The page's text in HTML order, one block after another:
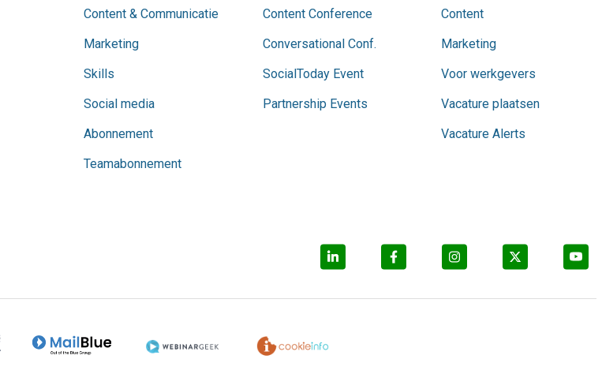
Content & Communicatie
Marketing
Skills
Social media
Abonnement
Teamabonnement
Content Conference
Conversational Conf.
SocialToday Event
Partnership Events
Content
Marketing
Voor werkgevers
Vacature plaatsen
Vacature Alerts